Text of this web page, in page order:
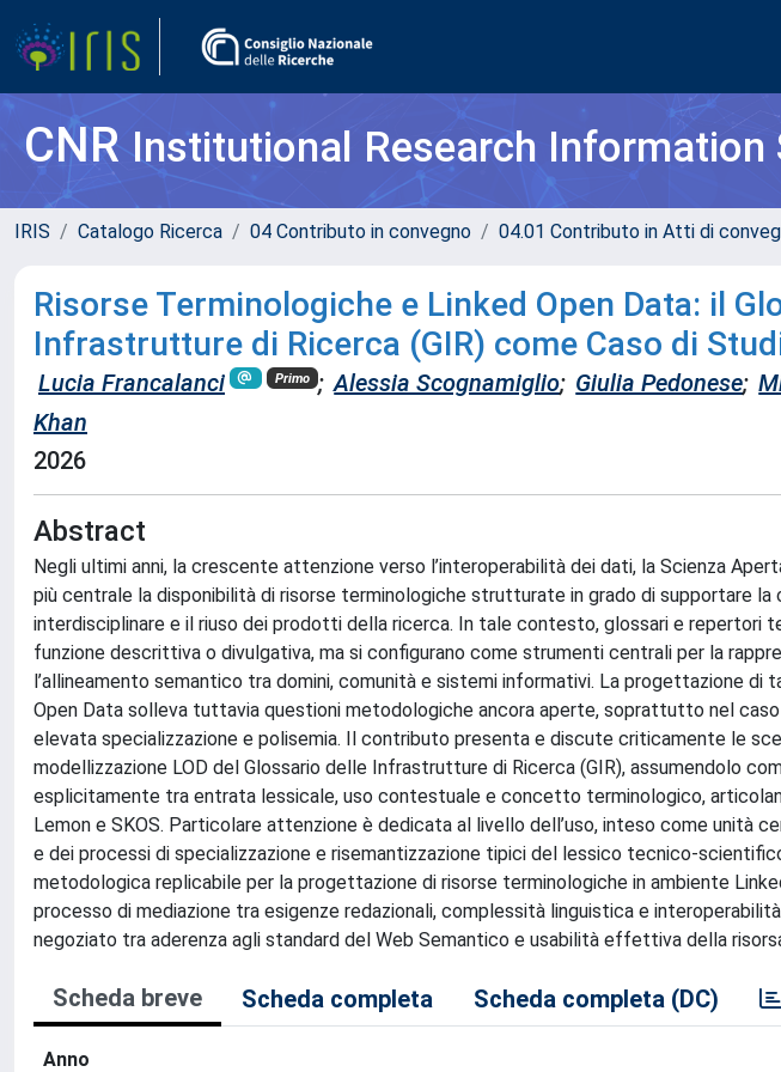
CNRInstitutional Research Information
IRIS Catalogo Ricerca 04 Contributo in convegno 04.01 Contributo in Atti di
Risorse Terminologiche e Linked Open Data: il
Infrastrutture di Ricerca (GIR) come Caso di
Lucia Francalanci Primo ; Alessia Scognamiglio; Giulia Pedonese;
Khan
2026
Abstract
Negli ultimi anni, la crescente attenzione verso l’interoperabilità dei dati, la Scienza
più centrale la disponibilità di risorse terminologiche strutturate in grado di supportare la
interdisciplinare e il riuso dei prodotti della ricerca. In tale contesto, glossari e repertori
funzione descrittiva o divulgativa, ma si configurano come strumenti centrali per la
l’allineamento semantico tra domini, comunità e sistemi informativi. La progettazione di
Open Data solleva tuttavia questioni metodologiche ancora aperte, soprattutto nel
elevata specializzazione e polisemia. Il contributo presenta e discute criticamente le
modellizzazione LOD del Glossario delle Infrastrutture di Ricerca (GIR), assumendolo
esplicitamente tra entrata lessicale, uso contestuale e concetto terminologico,
Lemon e SKOS. Particolare attenzione è dedicata al livello dell’uso, inteso come unità
e dei processi di specializzazione e risemantizzazione tipici del lessico tecnico-
metodologica replicabile per la progettazione di risorse terminologiche in ambiente
processo di mediazione tra esigenze redazionali, complessità linguistica e
negoziato tra aderenza agli standard del Web Semantico e usabilità effettiva della
Scheda breve Scheda completa Scheda completa (DC)
Anno